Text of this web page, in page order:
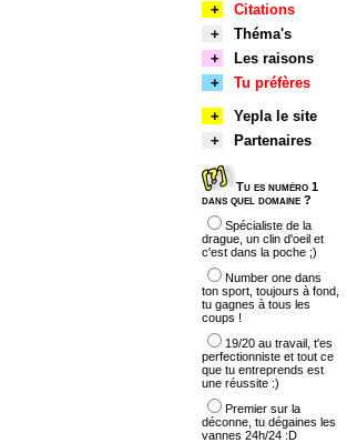
+
Citations
+
Théma's
+
Les raisons
+
Tu préfères
+
Yepla le site
+
Partenaires
Tu es numéro 1
dans quel domaine ?
Spécialiste de la
drague, un clin d'oeil et
c'est dans la poche ;)
Number one dans
ton sport, toujours à fond,
tu gagnes à tous les
coups !
19/20 au travail, t'es
perfectionniste et tout ce
que tu entreprends est
une réussite :)
Premier sur la
déconne, tu dégaines les
vannes 24h/24 :D